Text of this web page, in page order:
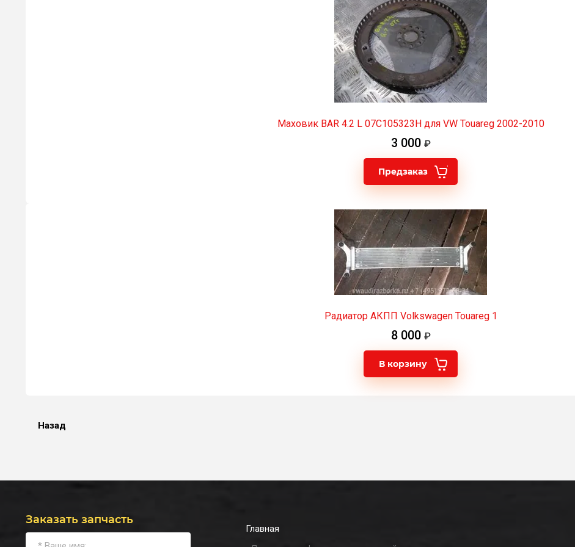
Маховик BAR 4.2 L 07C105323H для VW Touareg 2002-2010
3 000
Предзаказ
Радиатор АКПП Volkswagen Touareg 1
8 000
В корзину
Назад
Заказать запчасть
Главная